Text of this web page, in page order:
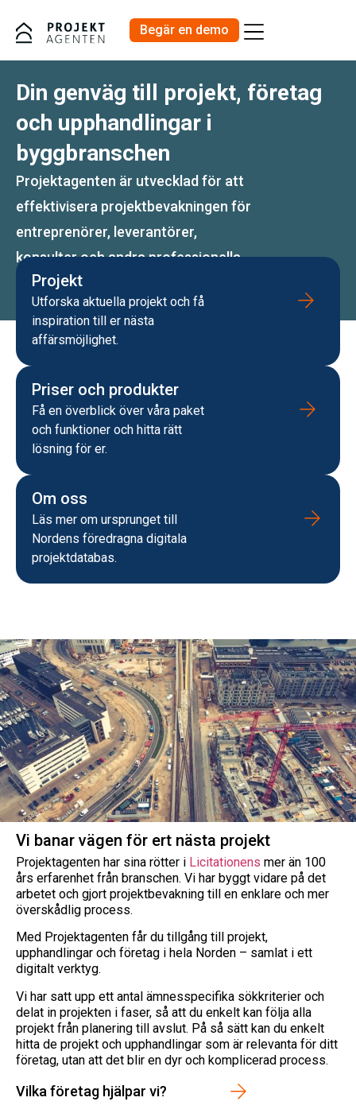
Begär en demo
Din genväg till projekt, företag
och upphandlingar i
byggbranschen
Projektagenten är utvecklad för att
effektivisera projektbevakningen för
entreprenörer, leverantörer,
konsulter och andra professionella
aktörer i byggbranschen.
Projekt
Utforska aktuella projekt och få
inspiration till er nästa
affärsmöjlighet.
Priser och produkter
Få en överblick över våra paket
och funktioner och hitta rätt
lösning för er.
Om oss
Läs mer om ursprunget till
Nordens föredragna digitala
projektdatabas.
Vi banar vägen för ert nästa projekt
Projektagenten har sina rötter i Licitationens mer än 100
års erfarenhet från branschen. Vi har byggt vidare på det
arbetet och gjort projektbevakning till en enklare och mer
överskådlig process.
Med Projektagenten får du tillgång till projekt,
upphandlingar och företag i hela Norden – samlat i ett
digitalt verktyg.
Vi har satt upp ett antal ämnesspecifika sökkriterier och
delat in projekten i faser, så att du enkelt kan följa alla
projekt från planering till avslut. På så sätt kan du enkelt
hitta de projekt och upphandlingar som är relevanta för ditt
företag, utan att det blir en dyr och komplicerad process.
Vilka företag hjälpar vi?